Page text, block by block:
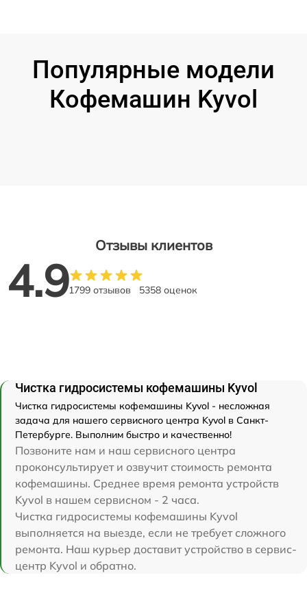
Популярные модели
Кофемашин Kyvol
Отзывы клиентов
4.91799 отзывов 5358 оценок
Чистка гидросистемы кофемашины Kyvol
Чистка гидросистемы кофемашины Kyvol - несложная
задача для нашего сервисного центра Kyvol в Санкт-
Петербурге. Выполним быстро и качественно!
Позвоните нам и наш сервисного центра
проконсультирует и озвучит стоимость ремонта
кофемашины. Среднее время ремонта устройств
Kyvol в нашем сервисном - 2 часа.
Чистка гидросистемы кофемашины Kyvol
выполняется на выезде, если не требует сложного
ремонта. Наш курьер доставит устройство в сервис-
центр Kyvol и обратно.